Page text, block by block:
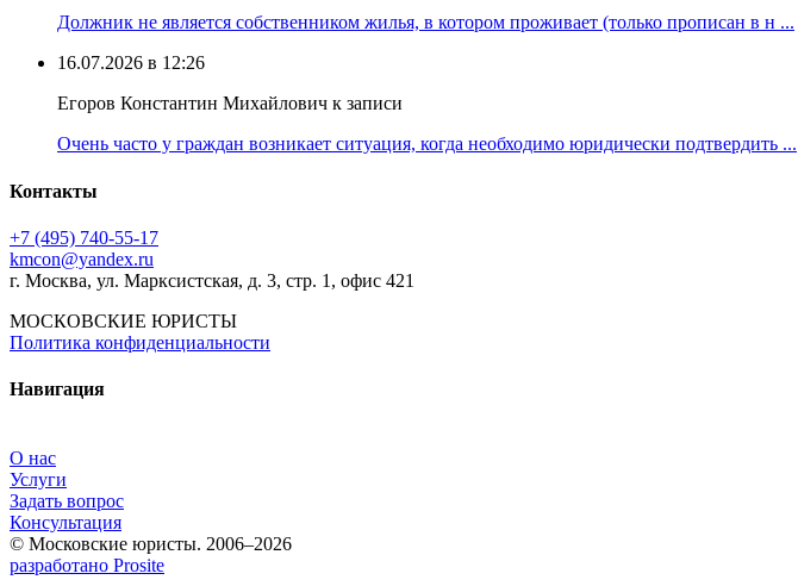
Должник не является собственником жилья, в котором проживает (только прописан в н ...
16.07.2026 в 12:26
Егоров Константин Михайлович к записи
Очень часто у граждан возникает ситуация, когда необходимо юридически подтвердить ...
Контакты
+7 (495) 740‑55‑17
kmcon@yandex.ru
г. Москва, ул. Марксистская, д. 3, стр. 1, офис 421
МОСКОВСКИЕ ЮРИСТЫ
Политика конфиденциальности
Навигация
О нас
Услуги
Задать вопрос
Консультация
© Московские юристы. 2006–2026
разработано Prosite